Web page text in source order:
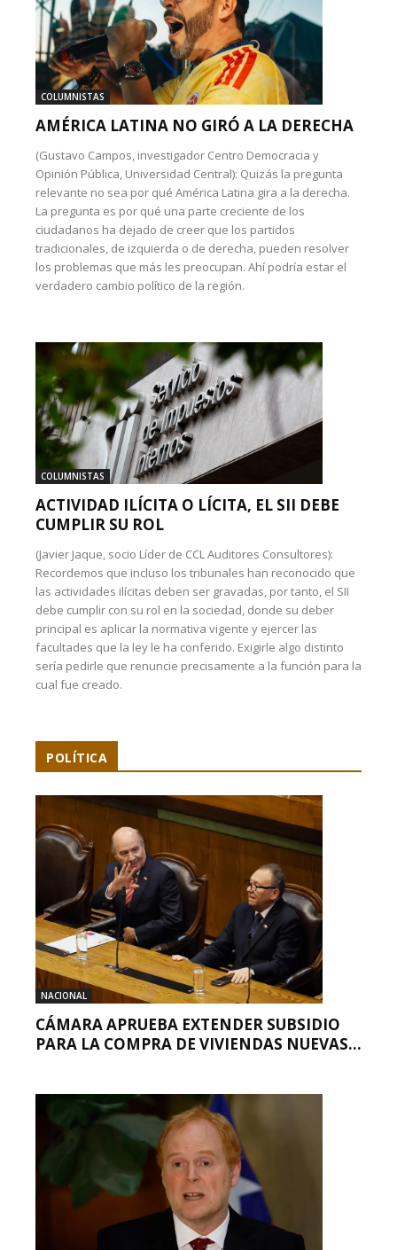
COLUMNISTAS
AMÉRICA LATINA NO GIRÓ A LA DERECHA
(Gustavo Campos, investigador Centro Democracia y
Opinión Pública, Universidad Central): Quizás la pregunta
relevante no sea por qué América Latina gira a la derecha.
La pregunta es por qué una parte creciente de los
ciudadanos ha dejado de creer que los partidos
tradicionales, de izquierda o de derecha, pueden resolver
los problemas que más les preocupan. Ahí podría estar el
verdadero cambio político de la región.
COLUMNISTAS
ACTIVIDAD ILÍCITA O LÍCITA, EL SII DEBE
CUMPLIR SU ROL
(Javier Jaque, socio Líder de CCL Auditores Consultores):
Recordemos que incluso los tribunales han reconocido que
las actividades ilícitas deben ser gravadas, por tanto, el SII
debe cumplir con su rol en la sociedad, donde su deber
principal es aplicar la normativa vigente y ejercer las
facultades que la ley le ha conferido. Exigirle algo distinto
sería pedirle que renuncie precisamente a la función para la
cual fue creado.
POLÍTICA
NACIONAL
CÁMARA APRUEBA EXTENDER SUBSIDIO
PARA LA COMPRA DE VIVIENDAS NUEVAS...